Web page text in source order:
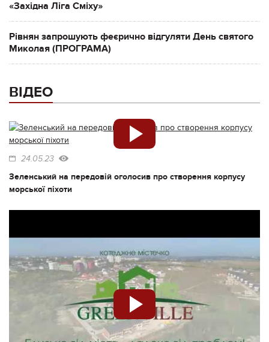
«Західна Ліга Сміху»
Рівнян запрошують феєрично відгуляти День святого
Миколая (ПРОГРАМА)
ВІДЕО
24.05.23
Зеленський на передовій оголосив про створення корпусу
морської піхоти